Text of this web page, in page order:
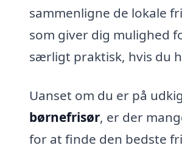
sammenligne de lokale
som giver dig mulighed
særligt praktisk, hvis du
Uanset om du er på
børnefrisør, er der
for at finde den bedste